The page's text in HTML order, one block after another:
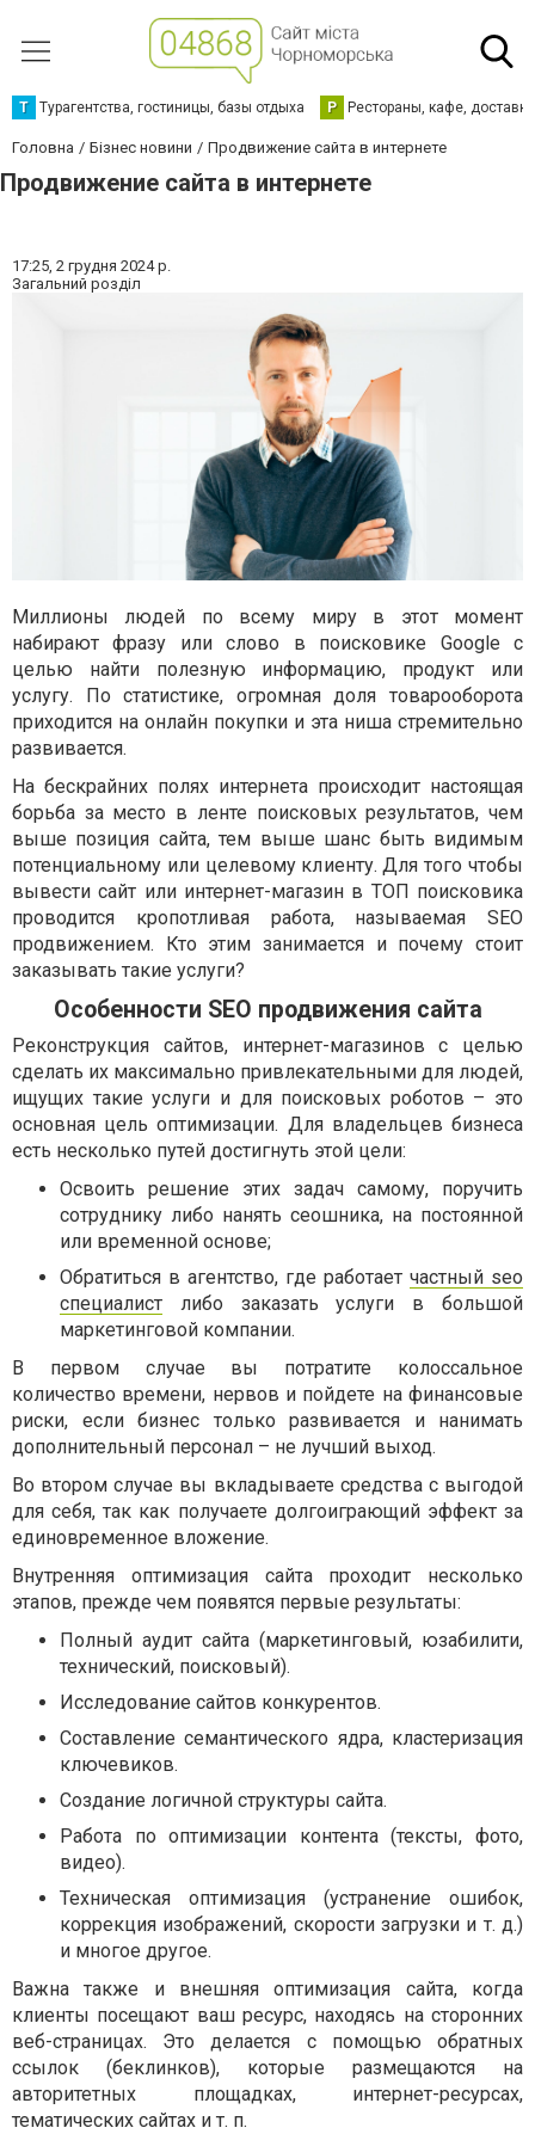
Т Турагентства, гостиницы, базы отдыха Р Рестораны, кафе,
Головна Бізнес новини Продвижение сайта в интернете
Продвижение сайта в интернете
17:25, 2 грудня 2024 р.
Загальний розділ
Миллионы людей по всему миру в этот момент
набирают фразу или слово в поисковике Google с
целью найти полезную информацию, продукт или
услугу. По статистике, огромная доля товарооборота
приходится на онлайн покупки и эта ниша стремительно
развивается.
На бескрайних полях интернета происходит настоящая
борьба за место в ленте поисковых результатов, чем
выше позиция сайта, тем выше шанс быть видимым
потенциальному или целевому клиенту. Для того чтобы
вывести сайт или интернет-магазин в ТОП поисковика
проводится кропотливая работа, называемая SEO
продвижением. Кто этим занимается и почему стоит
заказывать такие услуги?
Особенности SEO продвижения сайта
Реконструкция сайтов, интернет-магазинов с целью
сделать их максимально привлекательными для людей,
ищущих такие услуги и для поисковых роботов – это
основная цель оптимизации. Для владельцев бизнеса
есть несколько путей достигнуть этой цели:
Освоить решение этих задач самому, поручить
сотруднику либо нанять сеошника, на постоянной
или временной основе;
Обратиться в агентство, где работает частный seo
специалист либо заказать услуги в большой
маркетинговой компании.
В первом случае вы потратите колоссальное
количество времени, нервов и пойдете на финансовые
риски, если бизнес только развивается и нанимать
дополнительный персонал – не лучший выход.
Во втором случае вы вкладываете средства с выгодой
для себя, так как получаете долгоиграющий эффект за
единовременное вложение.
Внутренняя оптимизация сайта проходит несколько
этапов, прежде чем появятся первые результаты:
Полный аудит сайта (маркетинговый, юзабилити,
технический, поисковый).
Исследование сайтов конкурентов.
Составление семантического ядра, кластеризация
ключевиков.
Создание логичной структуры сайта.
Работа по оптимизации контента (тексты, фото,
видео).
Техническая оптимизация (устранение ошибок,
коррекция изображений, скорости загрузки и т. д.)
и многое другое.
Важна также и внешняя оптимизация сайта, когда
клиенты посещают ваш ресурс, находясь на сторонних
веб-страницах. Это делается с помощью обратных
ссылок (беклинков), которые размещаются на
авторитетных площадках, интернет-ресурсах,
тематических сайтах и т. п.